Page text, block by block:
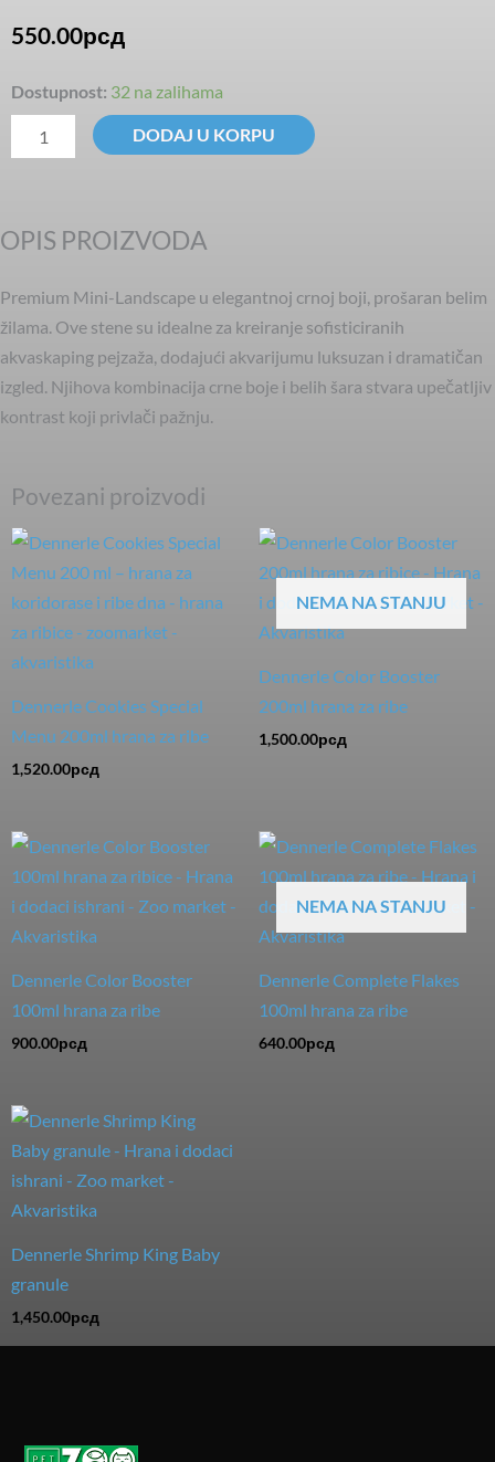
550.00рсд
Dostupnost: 32 na zalihama
Mini
Landscape
Premium
1.2kg
količina
DODAJ U KORPU
OPIS PROIZVODA
Premium Mini-Landscape u elegantnoj crnoj boji, prošaran belim
žilama. Ove stene su idealne za kreiranje sofisticiranih
akvaskaping pejzaža, dodajući akvarijumu luksuzan i dramatičan
izgled. Njihova kombinacija crne boje i belih šara stvara upečatljiv
kontrast koji privlači pažnju.
Povezani proizvodi
Dennerle Cookies Special
Menu 200ml hrana za ribe
1,520.00рсд
NEMA NA STANJU
Dennerle Color Booster
200ml hrana za ribe
1,500.00рсд
Dennerle Color Booster
100ml hrana za ribe
900.00рсд
NEMA NA STANJU
Dennerle Complete Flakes
100ml hrana za ribe
640.00рсд
Dennerle Shrimp King Baby
granule
1,450.00рсд